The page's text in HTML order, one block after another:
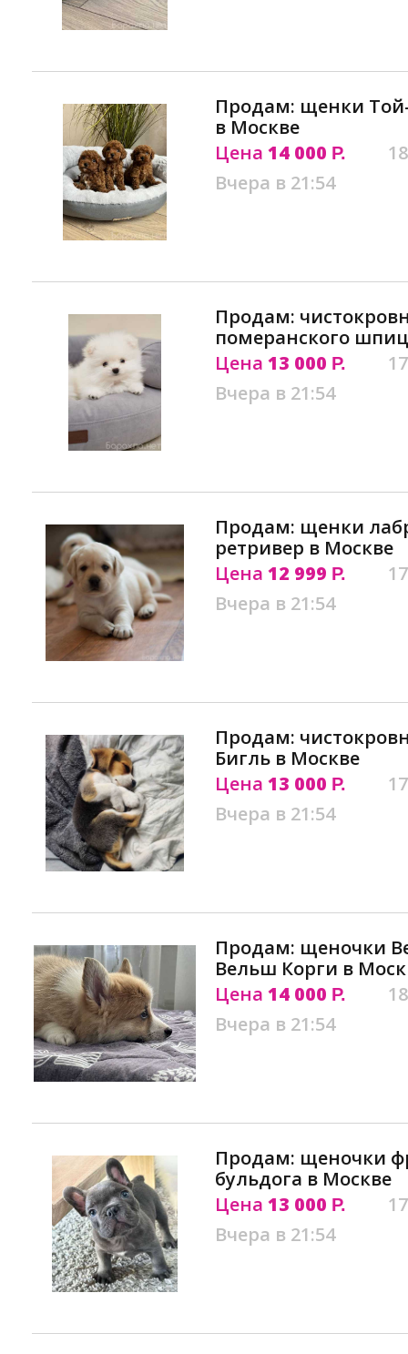
Продам: щенки
в Москве
Цена 14 000 Р.
Вчера в 21:54
Продам:
померанского
Цена 13 000 Р.
Вчера в 21:54
Продам: щенки
ретривер в Москве
Цена 12 999 Р.
Вчера в 21:54
Продам:
Бигль в Москве
Цена 13 000 Р.
Вчера в 21:54
Продам: щеночки
Вельш Корги в
Цена 14 000 Р.
Вчера в 21:54
Продам: щеночки
бульдога в Москве
Цена 13 000 Р.
Вчера в 21:54